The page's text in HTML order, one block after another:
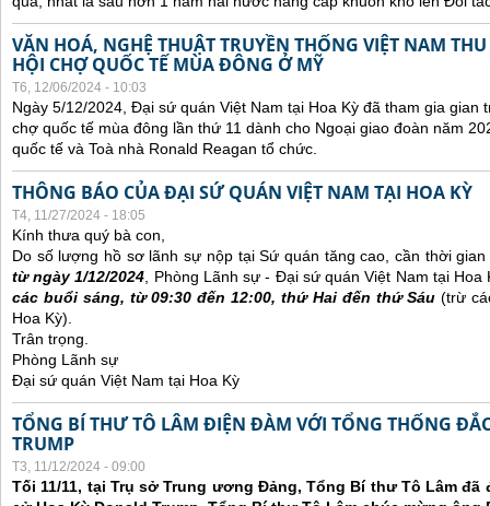
VĂN HOÁ, NGHỆ THUẬT TRUYỀN THỐNG VIỆT NAM
HỘI CHỢ QUỐC TẾ MÙA ĐÔNG Ở MỸ
T6, 12/06/2024 - 10:03
Ngày 5/12/2024, Đại sứ quán Việt Nam tại Hoa Kỳ đã tham gia gian
chợ quốc tế mùa đông lần thứ 11 dành cho Ngoại giao đoàn năm
quốc tế và Toà nhà Ronald Reagan tổ chức.
THÔNG BÁO CỦA ĐẠI SỨ QUÁN VIỆT NAM TẠI HOA KỲ
T4, 11/27/2024 - 18:05
Kính thưa quý bà con,
Do số lượng hồ sơ lãnh sự nộp tại Sứ quán tăng cao, cần thời
từ ngày 1/12/2024 , Phòng Lãnh sự - Đại sứ quán Việt Nam tại
các buổi sáng, từ 09:30 đến 12:00, thứ Hai đến thứ Sáu (trừ
Hoa Kỳ).
Trân trọng.
Phòng Lãnh sự
Đại sứ quán Việt Nam tại Hoa Kỳ
TỔNG BÍ THƯ TÔ LÂM ĐIỆN ĐÀM VỚI TỔNG THỐNG
TRUMP
T3, 11/12/2024 - 09:00
Tối 11/11, tại Trụ sở Trung ương Đảng, Tổng Bí thư Tô Lâm